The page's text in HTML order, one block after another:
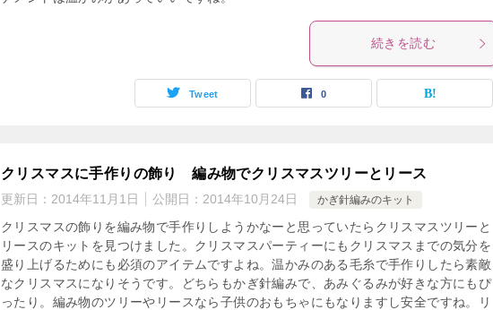
続きを読む
Tweet 0
クリスマスに手作りの飾り 編み物でクリスマスツリーとリース
更新日： 2014年11月1日 公開日： 2014年10月24日 かぎ針編みのキット
クリスマスの飾りを編み物で手作りしようかなーと思っていたらクリスマスツリーと
リースのキットを見つけました。クリスマスパーティーにもクリスマスまでの気分を
盛り上げるためにも必須のアイテムですよね。温かみのある毛糸で手作りしたら素敵
なクリスマスになりそうです。どちらもかぎ針編みで、あみぐるみが好きな方にもぴ
ったり。編み物のツリーやリースなら子供のおもちゃにもなりますし安全ですね。リ